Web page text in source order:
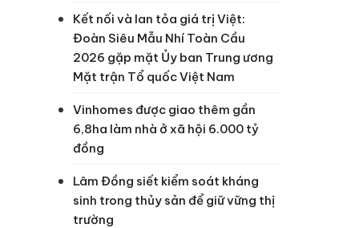
Kết nối và lan tỏa giá trị Việt:
Đoàn Siêu Mẫu Nhí Toàn Cầu
2026 gặp mặt Ủy ban Trung ương
Mặt trận Tổ quốc Việt Nam
Vinhomes được giao thêm gần
6,8ha làm nhà ở xã hội 6.000 tỷ
đồng
Lâm Đồng siết kiểm soát kháng
sinh trong thủy sản để giữ vững thị
trường